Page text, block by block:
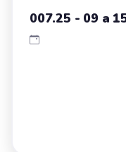
007.25 - 09 a